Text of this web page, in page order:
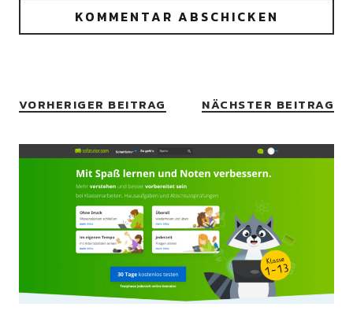
VORHERIGER BEITRAG NÄCHSTER BEITRAG